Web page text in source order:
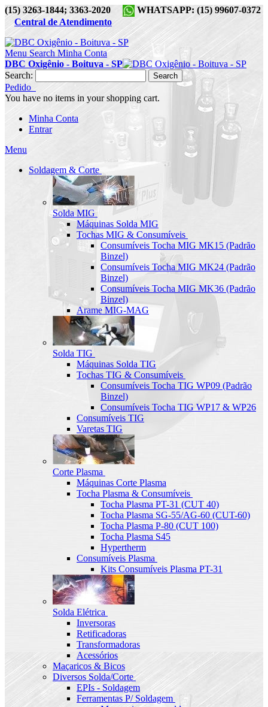
(15) 3263-1844; 3363-2020
WHATSAPP: (15) 99607-0372
Central de Atendimento
Menu Search Minha Conta
DBC Oxigênio - Boituva - SP
Search:
Search
Pedido
You have no items in your shopping cart.
Minha Conta
Entrar
Menu
Soldagem & Corte
Solda MIG
Máquinas Solda MIG
Tochas MIG & Consumíveis
Consumíveis Tocha MIG MK15 (Padrão
Binzel)
Consumíveis Tocha MIG MK24 (Padrão
Binzel)
Consumíveis Tocha MIG MK36 (Padrão
Binzel)
Arame MIG-MAG
Solda TIG
Máquinas Solda TIG
Tochas TIG & Consumíveis
Consumíveis Tocha TIG WP09 (Padrão
Binzel)
Consumíveis Tocha TIG WP17 & WP26
Consumíveis TIG
Varetas TIG
Corte Plasma
Máquinas Corte Plasma
Tocha Plasma & Consumíveis
Tocha Plasma PT-31 (CUT 40)
Tocha Plasma SG-55/AG-60 (CUT-60)
Tocha Plasma P-80 (CUT 100)
Tocha Plasma S45
Hypertherm
Consumíveis Plasma
Kits Consumíveis Plasma PT-31
Solda Elétrica
Inversoras
Retificadoras
Transformadoras
Acessórios
Maçaricos & Bicos
Diversos Solda/Corte
EPIs - Soldagem
Ferramentas P/ Soldagem